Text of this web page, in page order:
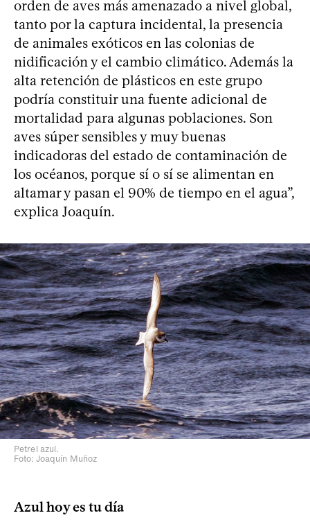
orden de aves más amenazado a nivel global,
tanto por la captura incidental, la presencia
de animales exóticos en las colonias de
nidificación y el cambio climático. Además la
alta retención de plásticos en este grupo
podría constituir una fuente adicional de
mortalidad para algunas poblaciones. Son
aves súper sensibles y muy buenas
indicadoras del estado de contaminación de
los océanos, porque sí o sí se alimentan en
altamar y pasan el 90% de tiempo en el agua”,
explica Joaquín.
Petrel azul.
Foto: Joaquín Muñoz
Azul hoy es tu día